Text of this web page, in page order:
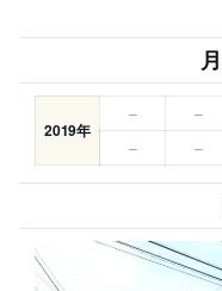
2019年
– –
–
–